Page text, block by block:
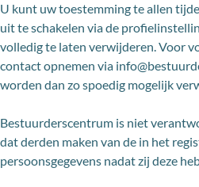
U kunt uw toestemming te allen
uit te schakelen via de
volledig te laten verwijderen. Voor
contact opnemen via
worden dan zo spoedig mogelijk
Bestuurderscentrum is niet
dat derden maken van de in het
persoonsgegevens nadat zij deze